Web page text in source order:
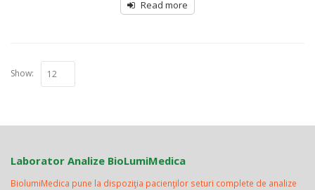
out
of
Read more
Show:
Laborator Analize BioLumiMedica
BiolumiMedica pune la dispoziţia pacienţilor seturi complete de analize